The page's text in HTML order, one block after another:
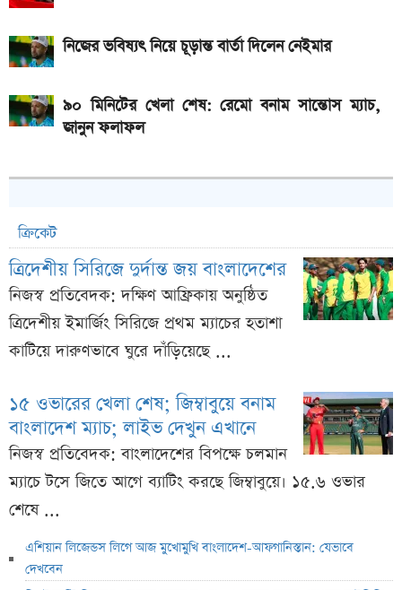
নিজের ভবিষ্যৎ নিয়ে চূড়ান্ত বার্তা দিলেন নেইমার
৯০ মিনিটের খেলা শেষ: রেমো বনাম সান্তোস ম্যাচ,
জানুন ফলাফল
ক্রিকেট
ত্রিদেশীয় সিরিজে দুর্দান্ত জয় বাংলাদেশের
নিজস্ব প্রতিবেদক: দক্ষিণ আফ্রিকায় অনুষ্ঠিত
ত্রিদেশীয় ইমার্জিং সিরিজে প্রথম ম্যাচের হতাশা
কাটিয়ে দারুণভাবে ঘুরে দাঁড়িয়েছে ...
১৫ ওভারের খেলা শেষ; জিম্বাবুয়ে বনাম
বাংলাদেশ ম্যাচ; লাইভ দেখুন এখানে
নিজস্ব প্রতিবেদক: বাংলাদেশের বিপক্ষে চলমান
ম্যাচে টসে জিতে আগে ব্যাটিং করছে জিম্বাবুয়ে। ১৫.৬ ওভার
শেষে ...
এশিয়ান লিজেন্ডস লিগে আজ মুখোমুখি বাংলাদেশ-আফগানিস্তান: যেভাবে
দেখবেন